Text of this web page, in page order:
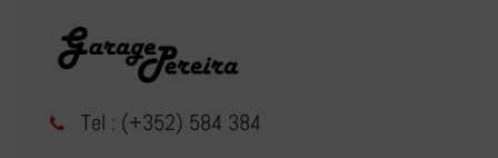
Tel : (+352) 584 384